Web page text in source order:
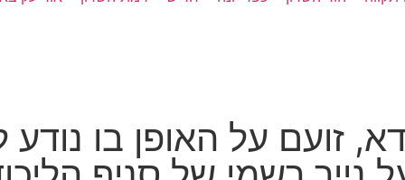
זועם על האופן בו נודע